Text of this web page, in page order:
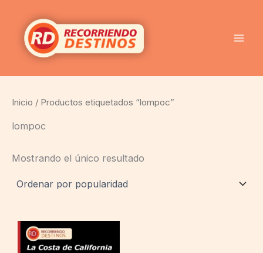
contenido
Inicio / Productos etiquetados “lompoc”
lompoc
Mostrando el único resultado